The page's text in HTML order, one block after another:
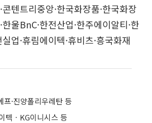
콘텐트리중앙·한국화장품·한국화장
울BnC·한전산업·한주에이알티·한
업·휴림에이텍·휴비츠·흥국화재
프·진양폴리우레탄 등
텍ㆍKG이니시스 등